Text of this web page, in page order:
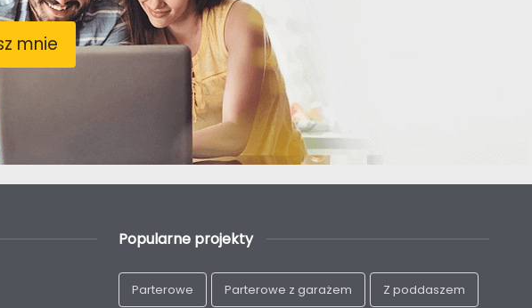
mnie
Popularne projekty
Parterowe Parterowe z garażem Z poddaszem